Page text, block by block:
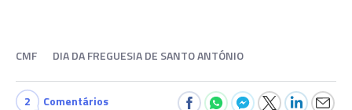
CMF DIA DA FREGUESIA DE SANTO ANTÓNIO
2 Comentários